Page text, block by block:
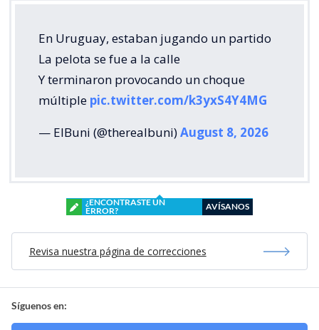
En Uruguay, estaban jugando un partido
La pelota se fue a la calle
Y terminaron provocando un choque
múltiple pic.twitter.com/k3yxS4Y4MG
— ElBuni (@therealbuni)August 8, 2026
¿ENCONTRASTE UN
ERROR?
AVÍSANOS
Revisa nuestra página de correcciones
Síguenos en: